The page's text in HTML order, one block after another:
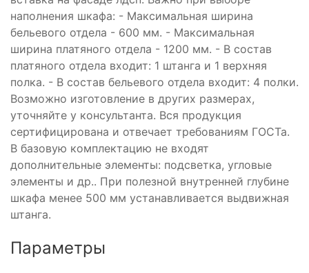
наполнения шкафа: - Максимальная ширина
бельевого отдела - 600 мм. - Максимальная
ширина платяного отдела - 1200 мм. - В состав
платяного отдела входит: 1 штанга и 1 верхняя
полка. - В состав бельевого отдела входит: 4 полки.
Возможно изготовление в других размерах,
уточняйте у консультанта. Вся продукция
сертифицирована и отвечает требованиям ГОСТа.
В базовую комплектацию не входят
дополнительные элементы: подсветка, угловые
элементы и др.. При полезной внутренней глубине
шкафа менее 500 мм устанавливается выдвижная
штанга.
Параметры